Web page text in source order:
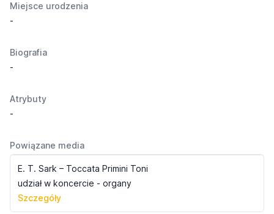
Miejsce urodzenia
-
Biografia
-
Atrybuty
-
Powiązane media
E. T. Sark – Toccata Primini Toni
udział w koncercie - organy
Szczegóły